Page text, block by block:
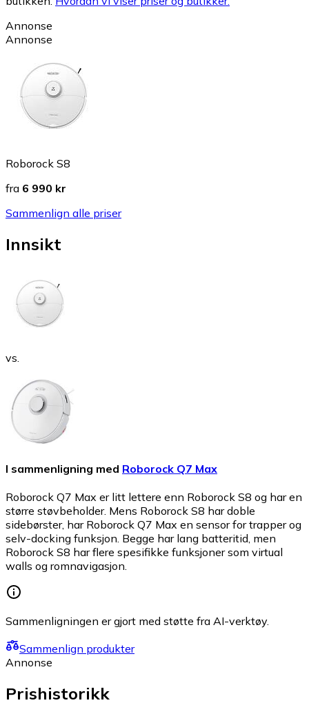
Annonse
Annonse
Roborock S8
fra 6 990 kr
Sammenlign alle priser
Innsikt
vs.
I sammenligning med Roborock Q7 Max
Roborock Q7 Max er litt lettere enn Roborock S8 og har en
større støvbeholder. Mens Roborock S8 har doble
sidebørster, har Roborock Q7 Max en sensor for trapper og
selv-docking funksjon. Begge har lang batteritid, men
Roborock S8 har flere spesifikke funksjoner som virtual
walls og romnavigasjon.
Sammenligningen er gjort med støtte fra AI-verktøy.
Sammenlign produkter
Annonse
Prishistorikk